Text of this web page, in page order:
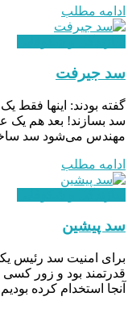
ادامه مطلب
سد جیرفت
گفته بودند: اینها فقط
سد بسازند! بعد هم یک
مهندس می‌شود سد
ادامه مطلب
سد پیشین
برای امنیت سد رئیس
قدرتمند بود و زور
آنجا استخدام کرده بودیم.